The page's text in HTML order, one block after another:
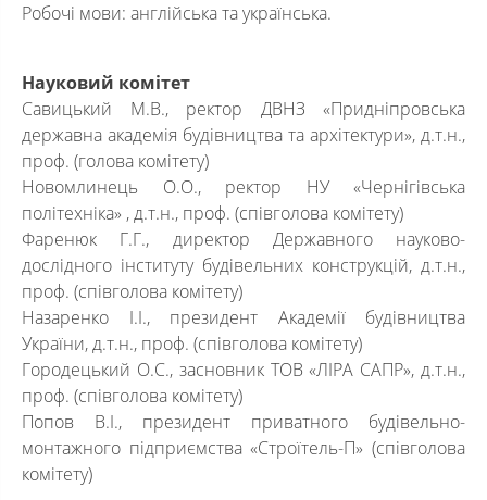
Робочі мови: англійська та українська.
Науковий комітет
Савицький М.В., ректор ДВНЗ «Придніпровська
державна академія будівництва та архітектури», д.т.н.,
проф. (голова комітету)
Новомлинець О.О., ректор НУ «Чернігівська
політехніка» , д.т.н., проф. (співголова комітету)
Фаренюк Г.Г., директор Державного науково-
дослідного інституту будівельних конструкцій, д.т.н.,
проф. (співголова комітету)
Назаренко І.І., президент Академії будівництва
України, д.т.н., проф. (співголова комітету)
Городецький О.С., засновник ТОВ «ЛІРА САПР», д.т.н.,
проф. (співголова комітету)
Попов В.І., президент приватного будівельно-
монтажного підприємства «Строїтель-П» (співголова
комітету)